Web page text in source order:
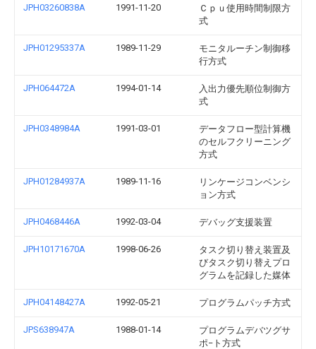
JPH03260838A 1991-11-20
Ｃｐｕ使用時間制限方
式
JPH01295337A 1989-11-29
モニタルーチン制御移
行方式
JPH064472A 1994-01-14
入出力優先順位制御方
式
JPH0348984A 1991-03-01
データフロー型計算機
のセルフクリーニング
方式
JPH01284937A 1989-11-16
リンケージコンベンシ
ョン方式
JPH0468446A 1992-03-04 デバッグ支援装置
JPH10171670A 1998-06-26
タスク切り替え装置及
びタスク切り替えプロ
グラムを記録した媒体
JPH04148427A 1992-05-21 プログラムパッチ方式
JPS638947A 1988-01-14
プログラムデバツグサ
ポ−ト方式